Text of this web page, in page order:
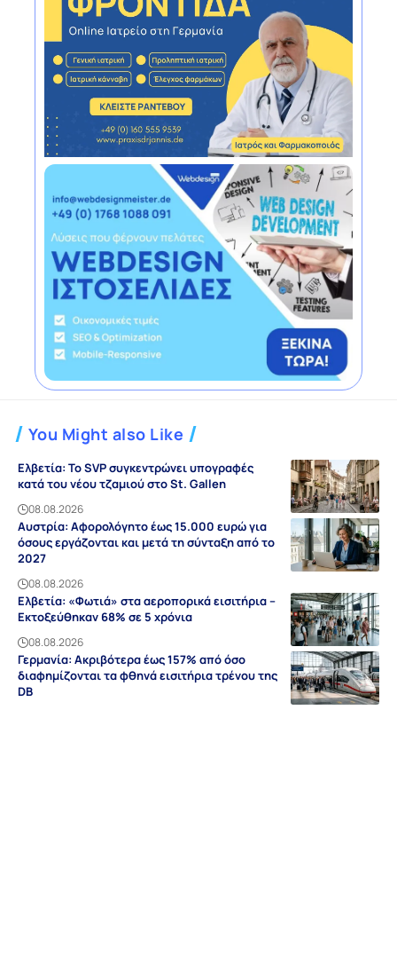
You Might also Like
Ελβετία: Το SVP συγκεντρώνει υπογραφές
κατά του νέου τζαμιού στο St. Gallen
08.08.2026
Αυστρία: Αφορολόγητο έως 15.000 ευρώ για
όσους εργάζονται και μετά τη σύνταξη από το
2027
08.08.2026
Ελβετία: «Φωτιά» στα αεροπορικά εισιτήρια –
Εκτοξεύθηκαν 68% σε 5 χρόνια
08.08.2026
Γερμανία: Ακριβότερα έως 157% από όσο
διαφημίζονται τα φθηνά εισιτήρια τρένου της
DB